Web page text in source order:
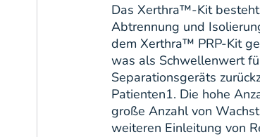
Das Xerthra™-Kit
Abtrennung und
dem Xerthra™ PRP-Kit
was als Schwellenwert
Separationsgeräts
Patienten1. Die hohe
große Anzahl von
weiteren Einleitung von